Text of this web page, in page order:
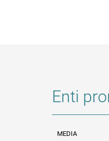
Enti
MEDIA